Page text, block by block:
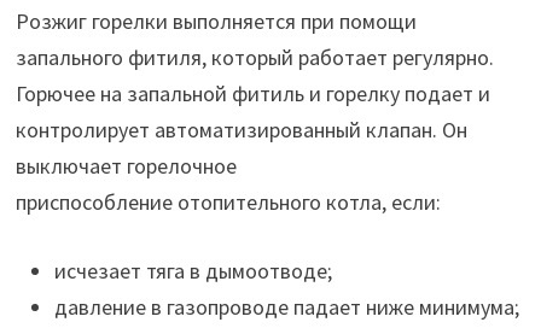
Розжиг горелки выполняется при помощи
запального фитиля, который работает регулярно.
Горючее на запальной фитиль и горелку подает и
контролирует автоматизированный клапан. Он
выключает горелочное
приспособление отопительного котла, если:
исчезает тяга в дымоотводе;
давление в газопроводе падает ниже минимума;